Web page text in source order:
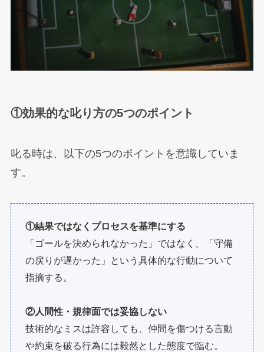
①効果的な叱り方の5つのポイント
叱る時は、以下の5つのポイントを意識していま
す。
①結果ではなくプロセスを基準にする
「ゴールを決められなかった」ではなく、「守備
の戻りが遅かった」という具体的な行動について
指摘する。
②人間性・規律面では妥協しない
技術的なミスは許容しても、仲間を傷つける言動
や約束を破る行為には毅然とした態度で臨む。